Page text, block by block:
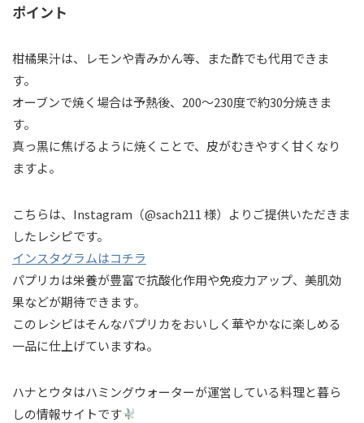
ポイント
柑橘果汁は、レモンや青みかん等、また酢でも代用できま
す。
オーブンで焼く場合は予熱後、200〜230度で約30分焼きま
す。
真っ黒に焦げるように焼くことで、皮がむきやすく甘くなり
ますよ。
こちらは、Instagram（@sach211 様）よりご提供いただきま
したレシピです。
インスタグラムはコチラ
パプリカは栄養が豊富で抗酸化作用や免疫力アップ、美肌効
果などが期待できます。
このレシピはそんなパプリカをおいしく華やかなに楽しめる
一品に仕上げていますね。
ハナとウタはハミングウォーターが運営している料理と暮ら
しの情報サイトです